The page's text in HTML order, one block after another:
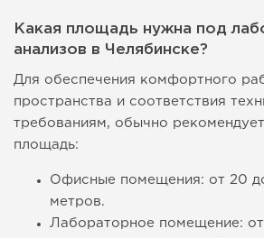
Какая площадь нужна под
анализов в Челябинске?
Для обеспечения комфортного
пространства и соответствия
требованиям, обычно
площадь:
Офисные помещения: от 20
метров.
Лабораторное помещение: